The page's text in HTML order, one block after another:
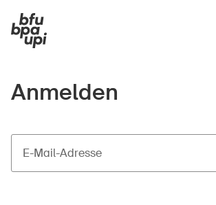
Anmelden
E-Mail-Adresse